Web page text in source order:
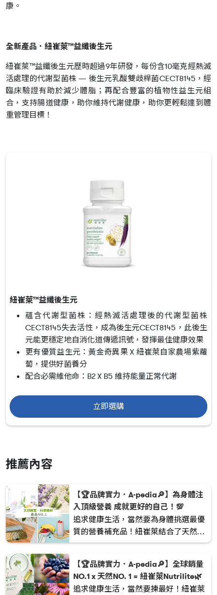
康。
全新產品．紐崔萊™益纖後生元
紐崔萊™益纖後生元歷時超過9年研發，每份含10毫克經熱滅
活處理的代謝型菌株 — 後生元乳酸雙歧桿菌CECT8145，經
臨床驗證有助於減少體脂；再配合豐富的植物性益生元組
合，支持腸道健康，助你維持代謝健康，助你更輕鬆達到體
重管理目標！
紐崔萊™益纖後生元
蘊含代謝型菌株：經熱滅活處理後的代謝型菌株
CECT8145失去活性，成為後生元CECT8145，此後生
元能更穩定地自消化道傳遞訊號，發揮最佳健康效果
更有優質益生元：黃金奇異果 X 紐崔萊自家農場紫蘿
蔔，提供好菌養分
配合必需維他命：B2 X B5 維持能量正常代謝
立即選購
推薦內容
【🏆品牌實力．A-pedia🔎】為身體注
入頂級營養 成就更好的自己！💯
追求健康生活，當然要為身體挑選最優
質的營養補充品！紐崔萊結合了天然精
華與科學精粹，用心打造一系列優質產
【🏆品牌實力．A-pedia🔎】全球銷量
NO.1 x 天然NO. 1 = 紐崔萊Nutrilite🌿
追求健康生活，當然要揀最好！紐崔萊